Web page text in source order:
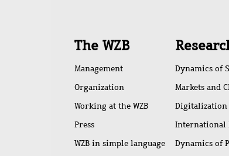
Quick
access
The WZB
Management
Organization
Working at the WZB
Press
WZB in simple language
Dynamics of
Markets and
Digitalization
International
Dynamics of